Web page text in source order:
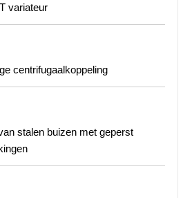
variateur
centrifugaalkoppeling
stalen buizen met geperst